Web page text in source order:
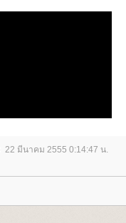
22 มีนาคม 2555 0:14:47 น.